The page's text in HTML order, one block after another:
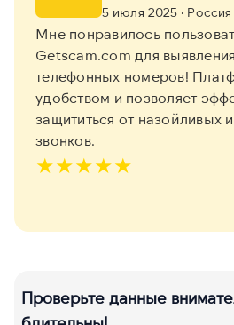
5 июля 2025 · Россия
Мне понравилось
Getscam.com для
телефонных номеров!
удобством и позволяет
защититься от назойливых
звонков.
★★★★★
Проверьте данные